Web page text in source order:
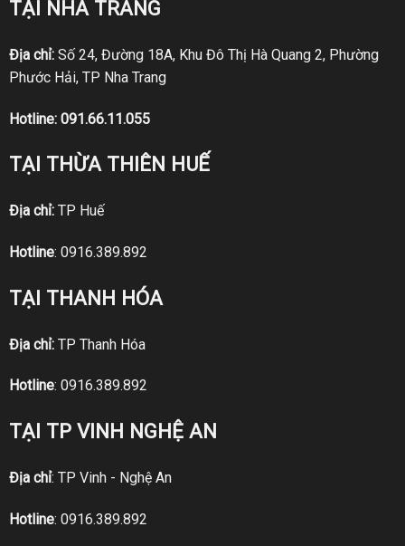
TẠI NHA TRANG
Địa chỉ:Số 24, Đường 18A, Khu Đô Thị Hà Quang 2, Phường
Phước Hải, TP Nha Trang
Hotline: 091.66.11.055
TẠI THỪA THIÊN HUẾ
Địa chỉ:TP Huế
Hotline: 0916.389.892
TẠI THANH HÓA
Địa chỉ:TP Thanh Hóa
Hotline: 0916.389.892
TẠI TP VINH NGHỆ AN
Địa chỉ: TP Vinh - Nghệ An
Hotline: 0916.389.892